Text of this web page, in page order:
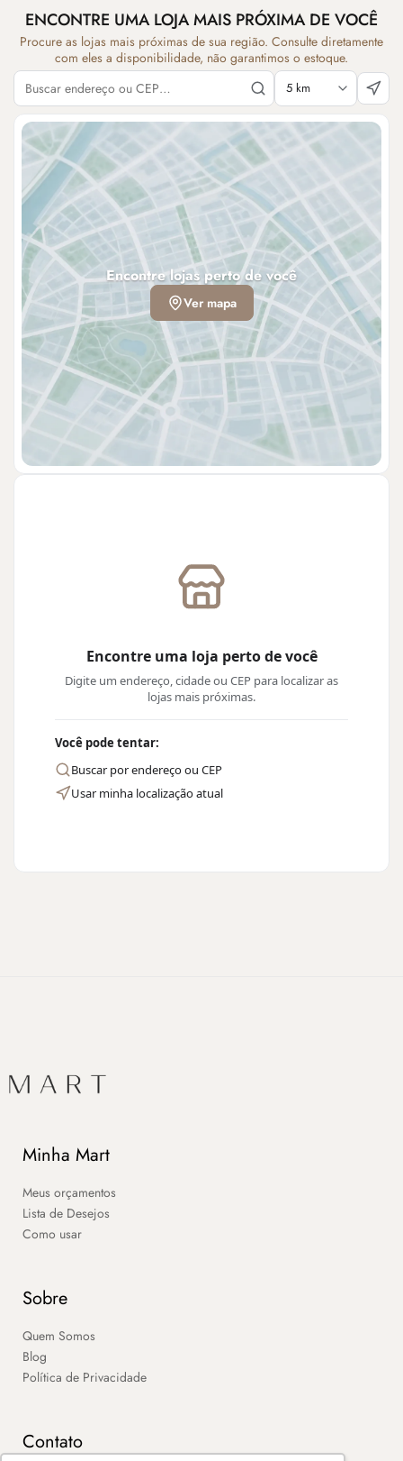
ENCONTRE UMA LOJA MAIS PRÓXIMA DE VOCÊ
Procure as lojas mais próximas de sua região. Consulte diretamente
com eles a disponibilidade, não garantimos o estoque.
Encontre uma loja perto de você
Digite um endereço, cidade ou CEP para localizar as
lojas mais próximas.
Você pode tentar:
Buscar por endereço ou CEP
Usar minha localização atual
Encontre lojas perto de você
Ver mapa
Minha Mart
Meus orçamentos
Lista de Desejos
Como usar
Sobre
Quem Somos
Blog
Política de Privacidade
Contato